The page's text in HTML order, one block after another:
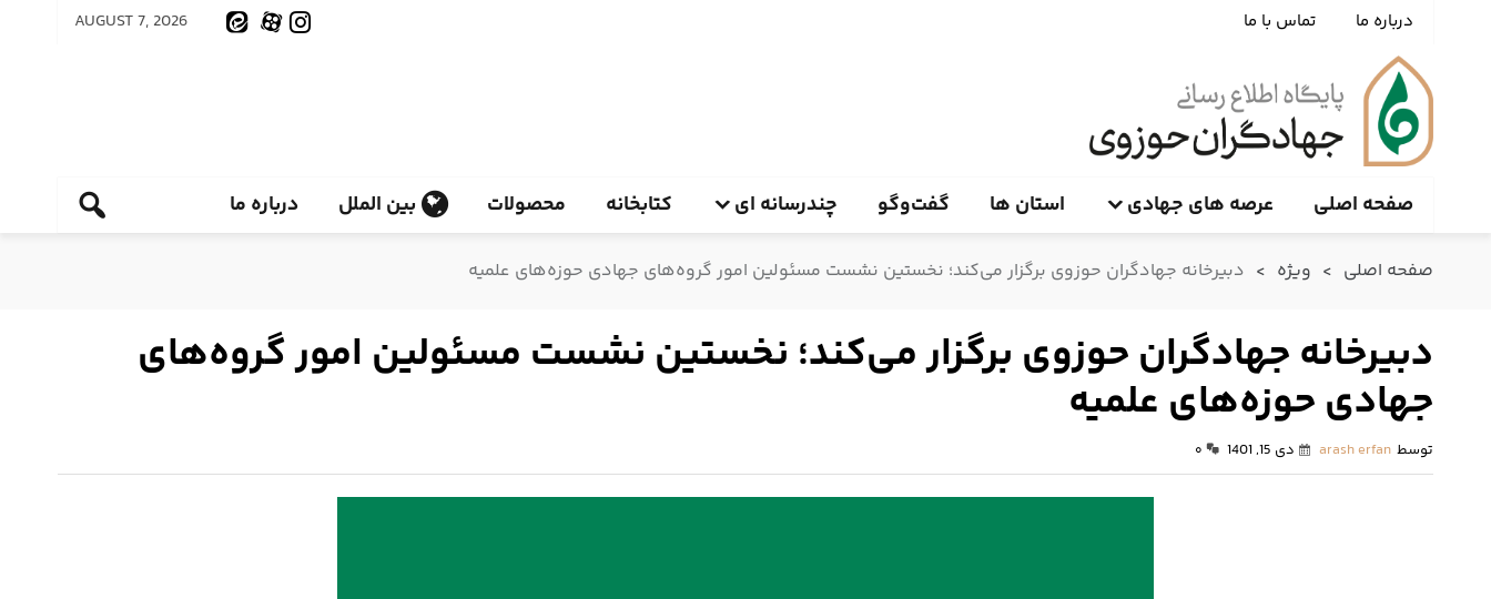
درباره ما تماس با ما AUGUST 7, 2026
صفحه اصلی عرصه های جهادی استان ها گفت‌وگو چندرسانه ای کتابخانه محصولات بین الملل درباره ما
صفحه اصلی > ویژه > دبیرخانه‌ جهادگران حوزوی برگزار می‌کند؛ نخستین نشست مسئولین امور گروه‌های جهادی حوزه‌های علمیه
دبیرخانه‌ جهادگران حوزوی برگزار می‌کند؛ نخستین نشست مسئولین امور گروه‌های
جهادی حوزه‌های علمیه
توسط arash erfan دی 15, 1401 ۰